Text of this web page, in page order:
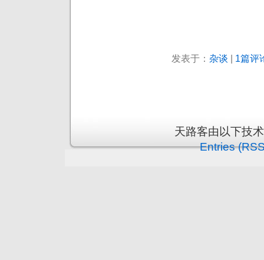
发表于： 杂谈 1篇评
天路客由以下技
Entries